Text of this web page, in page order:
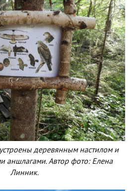
деревянным настилом и
Автор фото: Елена
Линник.